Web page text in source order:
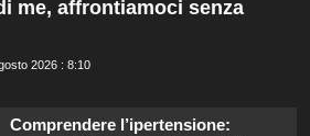
me, affrontiamoci senza
2026 : 8:10
Comprendere l’ipertensione: